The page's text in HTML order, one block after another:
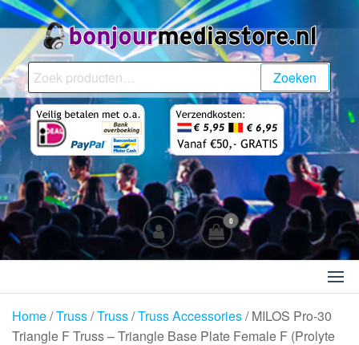
Ga
naar
inhoudBonjourMediaStore.nl
Professionals in
Zoeken
naar:
Zoeken
0
Home/Truss/Truss/Truss Accessories/ MILOS Pro-30
Triangle F Truss – Triangle Base Plate Female F (Prolyte